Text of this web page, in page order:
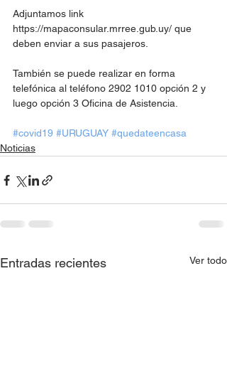
Adjuntamos link
https://mapaconsular.mrree.gub.uy/ que
deben enviar a sus pasajeros.
También se puede realizar en forma
telefónica al teléfono 2902 1010 opción 2 y
luego opción 3 Oficina de Asistencia.
#covid19 #URUGUAY #quedateencasa
Noticias
Entradas recientes Ver todo